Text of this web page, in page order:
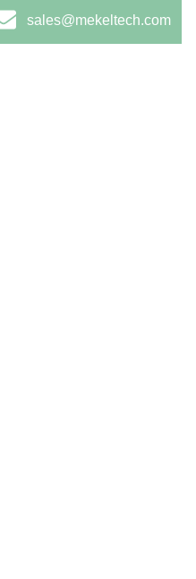
sales@mekeltech.com